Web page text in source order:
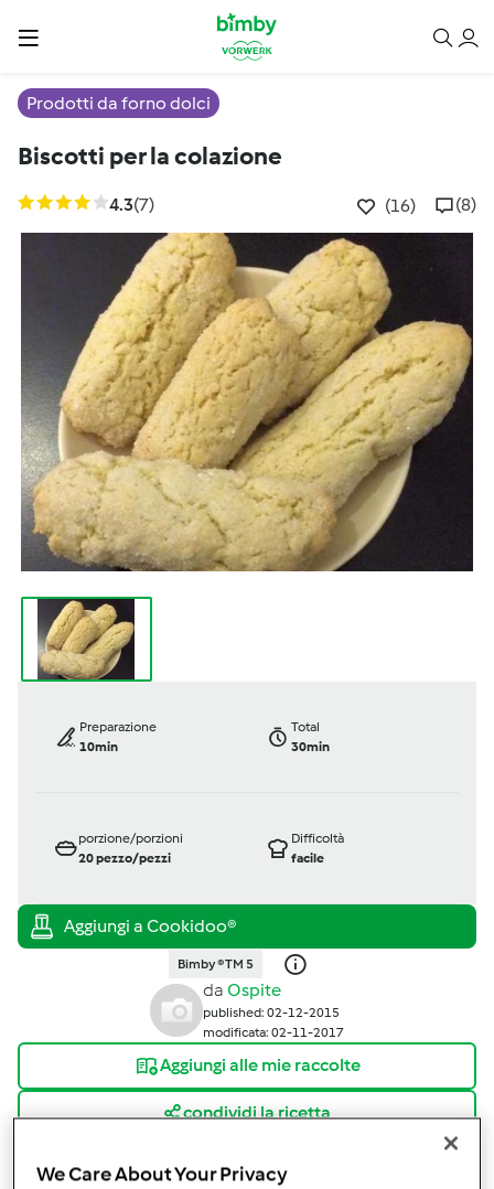
Prodotti da forno dolci
Biscotti per la colazione
4.3(7) (16) (8)
Preparazione
10min
Total
30min
porzione/porzioni
20pezzo/pezzi
Difficoltà
facile
Bimby ® TM 5
da Ospite
published: 02-12-2015
modificata: 02-11-2017
Aggiungi alle mie raccolte
condividi la ricetta
We Care About Your Privacy